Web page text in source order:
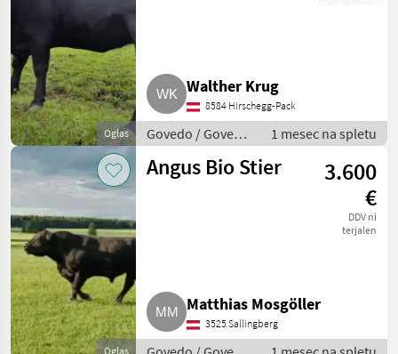
Oglas
Walther Krug
8584 Hirschegg-Pack
Govedo / Govedo
Angus
1 mesec na spletu
Oglas
Angus Bio Stier
3.600
€
DDV ni
terjalen
Matthias Mosgöller
3525 Sallingberg